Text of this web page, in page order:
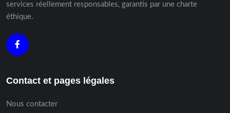
services réellement responsables, garantis par une charte
éthique.
Contact et pages légales
Nous contacter